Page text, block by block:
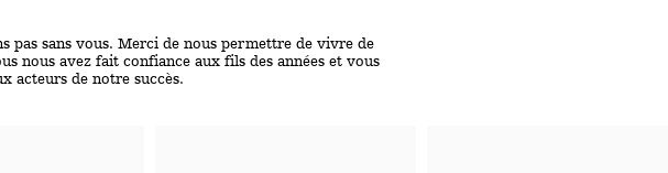
pas sans vous. Merci de nous permettre de vivre de
nous avez fait confiance aux fils des années et vous
acteurs de notre succès.